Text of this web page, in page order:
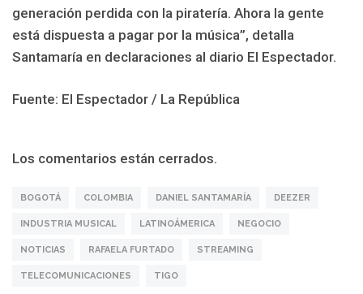
generación perdida con la piratería. Ahora la gente
está dispuesta a pagar por la música”, detalla
Santamaría en declaraciones al diario El Espectador.
Fuente: El Espectador / La República
Los comentarios están cerrados.
BOGOTÁ COLOMBIA DANIEL SANTAMARÍA DEEZER
INDUSTRIA MUSICAL LATINOÁMERICA NEGOCIO
NOTICIAS RAFAELA FURTADO STREAMING
TELECOMUNICACIONES TIGO